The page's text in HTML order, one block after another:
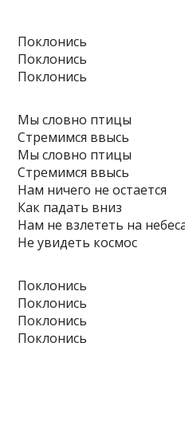
Поклонись
Поклонись
Поклонись
Мы словно птицы
Стремимся ввысь
Мы словно птицы
Стремимся ввысь
Нам ничего не остается
Как падать вниз
Нам не взлететь на
Не увидеть космос
Поклонись
Поклонись
Поклонись
Поклонись